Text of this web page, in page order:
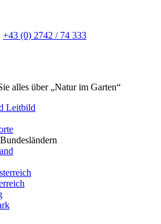
+43 (0) 2742 / 74 333
alles über „Natur im Garten“
Leitbild